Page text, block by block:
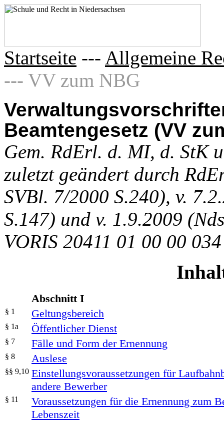
Startseite --- Allgemeine
--- VV zum NBG
Beamtengesetz (VV
Gem. RdErl. d. MI, d. StK
zuletzt geändert durch
SVBl. 7/2000 S.240), v.
S.147) und v. 1.9.2009
VORIS 20411 01 00 00
Abschnitt I
§ 1 Geltungsbereich
§ 1a Öffentlicher Dienst
§ 7 Fälle und Form der Ernennung
§ 8 Auslese
§§ 9,10 Einstellungsvoraussetzungen für
andere Bewerber
§ 11
Voraussetzungen für die Ernennung zum
Lebenszeit